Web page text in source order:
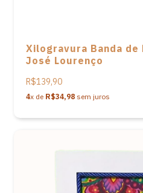
Xilogravura Banda de
José Lourenço
R$139,90
4x de R$34,98 sem juros